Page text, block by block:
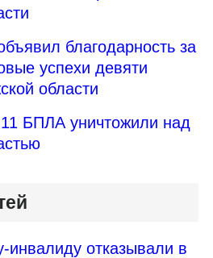
благодарность за
успехи девяти
области
БПЛА уничтожили над
инвалиду отказывали в